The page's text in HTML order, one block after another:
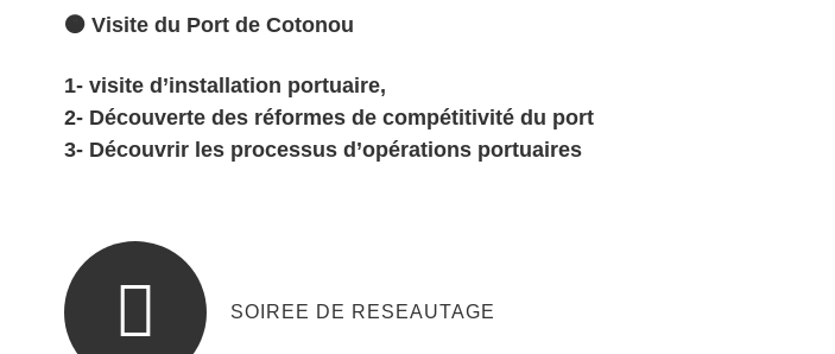
🟠 Visite du Port de Cotonou
1- visite d’installation portuaire,
2- Découverte des réformes de compétitivité du port
3- Découvrir les processus d’opérations portuaires
SOIREE DE RESEAUTAGE